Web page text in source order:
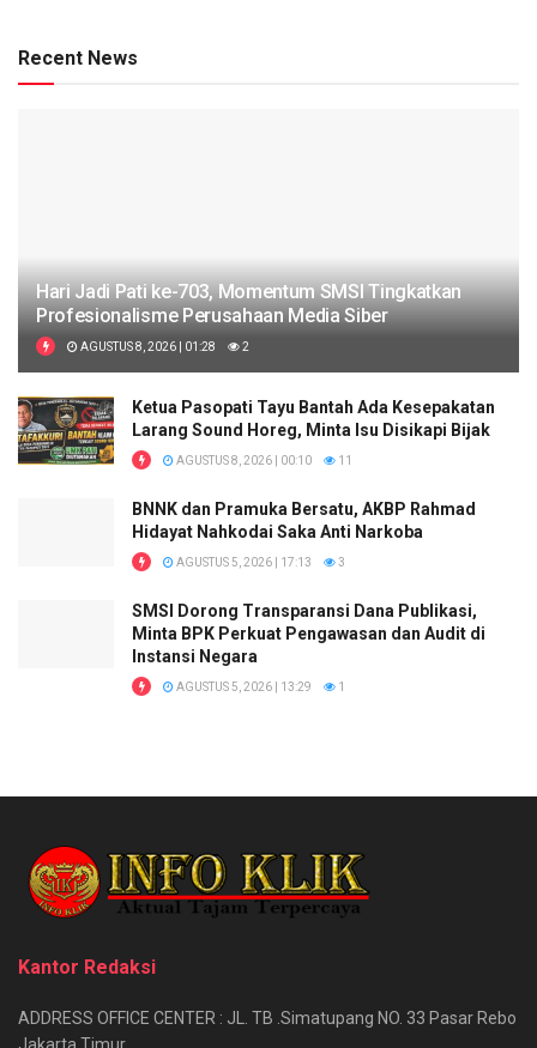
Recent News
Hari Jadi Pati ke-703, Momentum SMSI Tingkatkan
Profesionalisme Perusahaan Media Siber
AGUSTUS 8, 2026 | 01:28 2
Ketua Pasopati Tayu Bantah Ada Kesepakatan
Larang Sound Horeg, Minta Isu Disikapi Bijak
AGUSTUS 8, 2026 | 00:10 11
BNNK dan Pramuka Bersatu, AKBP Rahmad
Hidayat Nahkodai Saka Anti Narkoba
AGUSTUS 5, 2026 | 17:13 3
SMSI Dorong Transparansi Dana Publikasi,
Minta BPK Perkuat Pengawasan dan Audit di
Instansi Negara
AGUSTUS 5, 2026 | 13:29 1
Kantor Redaksi
ADDRESS OFFICE CENTER : JL. TB .Simatupang NO. 33 Pasar Rebo